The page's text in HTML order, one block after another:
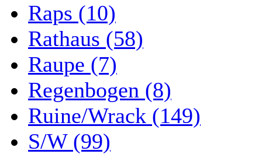
Raps (10)
Rathaus (58)
Raupe (7)
Regenbogen (8)
Ruine/Wrack (149)
S/W (99)